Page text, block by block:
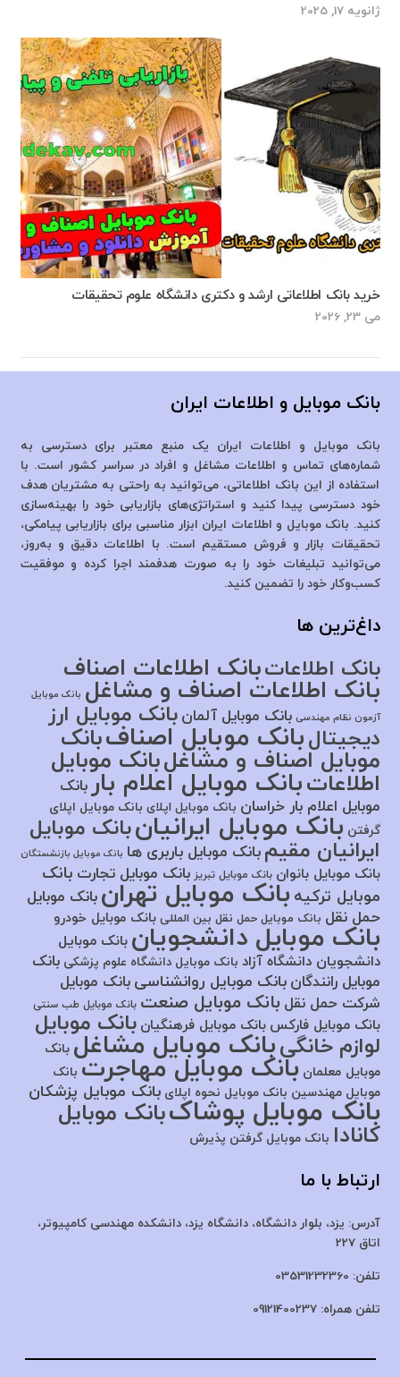
ژانویه 17, 2025
خرید بانک اطلاعاتی ارشد و دکتری دانشگاه علوم تحقیقات
می 23, 2026
بانک موبایل و اطلاعات ایران
بانک موبایل و اطلاعات ایران یک منبع معتبر برای دسترسی به
شماره‌های تماس و اطلاعات مشاغل و افراد در سراسر کشور است. با
استفاده از این بانک اطلاعاتی، می‌توانید به راحتی به مشتریان هدف
خود دسترسی پیدا کنید و استراتژی‌های بازاریابی خود را بهینه‌سازی
کنید. بانک موبایل و اطلاعات ایران ابزار مناسبی برای بازاریابی پیامکی،
تحقیقات بازار و فروش مستقیم است. با اطلاعات دقیق و به‌روز،
می‌توانید تبلیغات خود را به صورت هدفمند اجرا کرده و موفقیت
کسب‌وکار خود را تضمین کنید.
داغ‌ترین ها
بانک اطلاعاتبانک اطلاعات اصناف
بانک اطلاعات اصناف و مشاغل بانک موبایل
آزمون نظام مهندسی بانک موبایل آلمان بانک موبایل ارز
دیجیتالبانک موبایل اصنافبانک
موبایل اصناف و مشاغلبانک موبایل
اطلاعاتبانک موبایل اعلام باربانک
موبایل اعلام بار خراسان بانک موبایل اپلای بانک موبایل اپلای
گرفتن بانک موبایل ایرانیانبانک موبایل
ایرانیان مقیم بانک موبایل باربری ها بانک موبایل بازنشستگان
بانک موبایل بانوان بانک موبایل تبریز بانک موبایل تجارت بانک
موبایل ترکیه بانک موبایل تهران بانک موبایل
حمل نقل بانک موبایل حمل نقل بین المللی بانک موبایل خودرو
بانک موبایل دانشجویان بانک موبایل
دانشجویان دانشگاه آزاد بانک موبایل دانشگاه علوم پزشکی بانک
موبایل رانندگان بانک موبایل روانشناسی بانک موبایل
شرکت حمل نقل بانک موبایل صنعت بانک موبایل طب سنتی
بانک موبایل فارکس بانک موبایل فرهنگیان بانک موبایل
لوازم خانگیبانک موبایل مشاغلبانک
موبایل معلمان بانک موبایل مهاجرت بانک
موبایل مهندسین بانک موبایل نحوه اپلای بانک موبایل پزشکان
بانک موبایل پوشاکبانک موبایل
کانادا بانک موبایل گرفتن پذیرش
ارتباط با ما
آدرس: یزد، بلوار دانشگاه، دانشگاه یزد،دانشکده مهندسی کامپیوتر،
اتاق 227
تلفن: 03531232360
تلفن همراه: 09121400237